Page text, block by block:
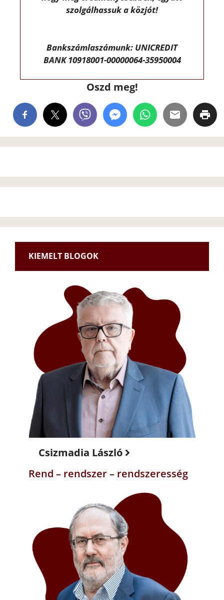
szolgálhassuk a közjót!
Bankszámlaszámunk: UNICREDIT
BANK 10918001-00000064-35950004
Oszd meg!
KIEMELT BLOGOK
Csizmadia László
Rend – rendszer – rendszeresség